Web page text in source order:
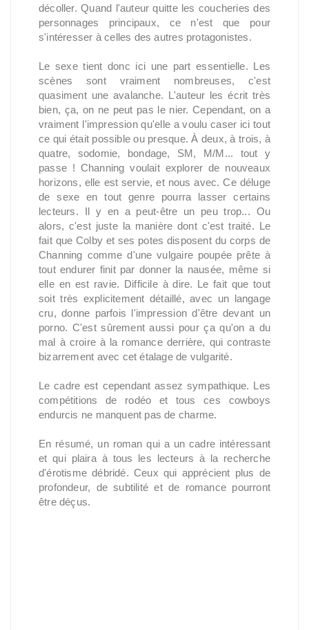
décoller. Quand l'auteur quitte les coucheries des
personnages principaux, ce n'est que pour
s'intéresser à celles des autres protagonistes.
Le sexe tient donc ici une part essentielle. Les
scènes sont vraiment nombreuses, c'est
quasiment une avalanche. L'auteur les écrit très
bien, ça, on ne peut pas le nier. Cependant, on a
vraiment l'impression qu'elle a voulu caser ici tout
ce qui était possible ou presque. À deux, à trois, à
quatre, sodomie, bondage, SM, M/M... tout y
passe ! Channing voulait explorer de nouveaux
horizons, elle est servie, et nous avec. Ce déluge
de sexe en tout genre pourra lasser certains
lecteurs. Il y en a peut-être un peu trop... Ou
alors, c'est juste la manière dont c'est traité. Le
fait que Colby et ses potes disposent du corps de
Channing comme d'une vulgaire poupée prête à
tout endurer finit par donner la nausée, même si
elle en est ravie. Difficile à dire. Le fait que tout
soit très explicitement détaillé, avec un langage
cru, donne parfois l'impression d'être devant un
porno. C'est sûrement aussi pour ça qu'on a du
mal à croire à la romance derrière, qui contraste
bizarrement avec cet étalage de vulgarité.
Le cadre est cependant assez sympathique. Les
compétitions de rodéo et tous ces cowboys
endurcis ne manquent pas de charme.
En résumé, un roman qui a un cadre intéressant
et qui plaira à tous les lecteurs à la recherche
d'érotisme débridé. Ceux qui apprécient plus de
profondeur, de subtilité et de romance pourront
être déçus.